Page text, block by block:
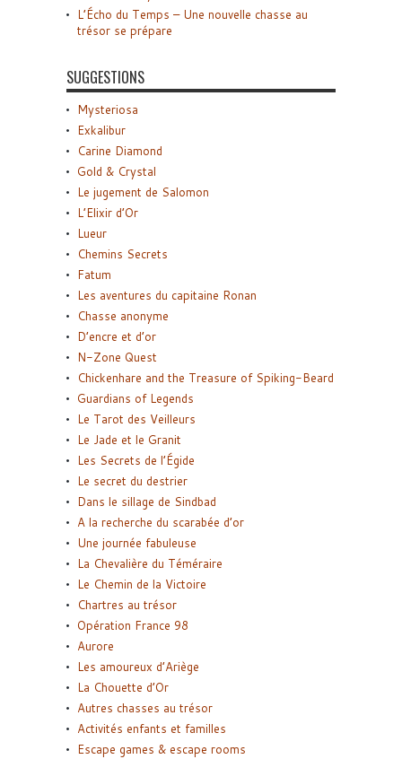
L’Écho du Temps – Une nouvelle chasse au
trésor se prépare
SUGGESTIONS
Mysteriosa
Exkalibur
Carine Diamond
Gold & Crystal
Le jugement de Salomon
L’Elixir d’Or
Lueur
Chemins Secrets
Fatum
Les aventures du capitaine Ronan
Chasse anonyme
D’encre et d’or
N-Zone Quest
Chickenhare and the Treasure of Spiking-Beard
Guardians of Legends
Le Tarot des Veilleurs
Le Jade et le Granit
Les Secrets de l’Égide
Le secret du destrier
Dans le sillage de Sindbad
A la recherche du scarabée d’or
Une journée fabuleuse
La Chevalière du Téméraire
Le Chemin de la Victoire
Chartres au trésor
Opération France 98
Aurore
Les amoureux d’Ariège
La Chouette d’Or
Autres chasses au trésor
Activités enfants et familles
Escape games & escape rooms